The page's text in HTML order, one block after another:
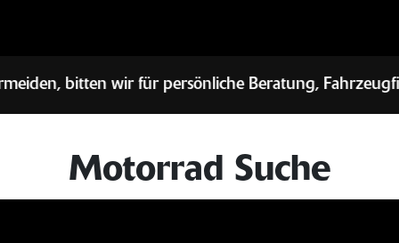
persönliche Beratung, Fahrzeugfinanzierung,
Motorrad Suche